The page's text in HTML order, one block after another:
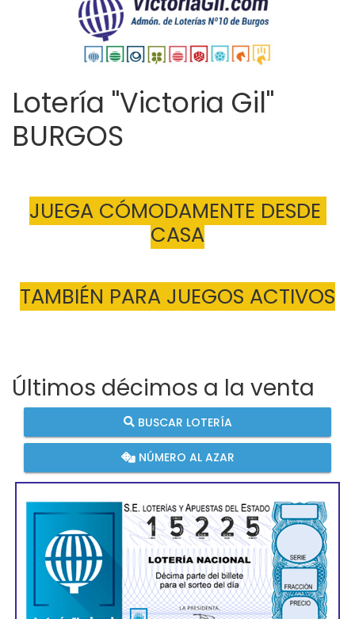
Lotería "Victoria Gil"
BURGOS
JUEGA CÓMODAMENTE DESDE
CASA
TAMBIÉN PARA JUEGOS ACTIVOS
Últimos décimos a la venta
BUSCAR LOTERÍA
NÚMERO AL AZAR